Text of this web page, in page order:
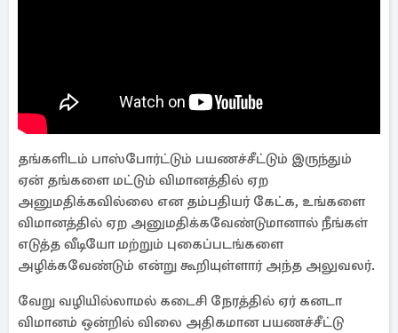
தங்களிடம் பாஸ்போர்ட்டும் பயணச்சீட்டும் இருந்தும்
ஏன் தங்களை மட்டும் விமானத்தில் ஏற
அனுமதிக்கவில்லை என தம்பதியர் கேட்க, உங்களை
விமானத்தில் ஏற அனுமதிக்கவேண்டுமானால் நீங்கள்
எடுத்த வீடியோ மற்றும் புகைப்படங்களை
அழிக்கவேண்டும் என்று கூறியுள்ளார் அந்த அலுவலர்.
வேறு வழியில்லாமல் கடைசி நேரத்தில் ஏர் கனடா
விமானம் ஒன்றில் விலை அதிகமான பயணச்சீட்டு